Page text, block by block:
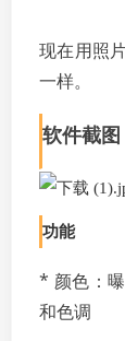
现在用照
一样。
软件截图
功能
* 颜色：
和色调